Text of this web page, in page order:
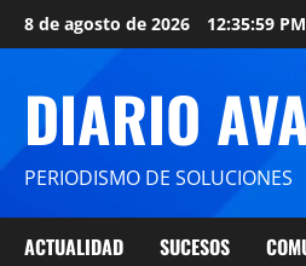
8 de agosto de 2026 12:36:00 PM
DIARIO
PERIODISMO DE SOLUCIONES
ACTUALIDAD SUCESOS